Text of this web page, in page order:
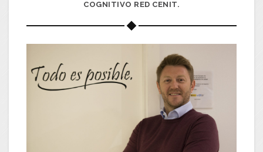
COGNITIVO RED CENIT.